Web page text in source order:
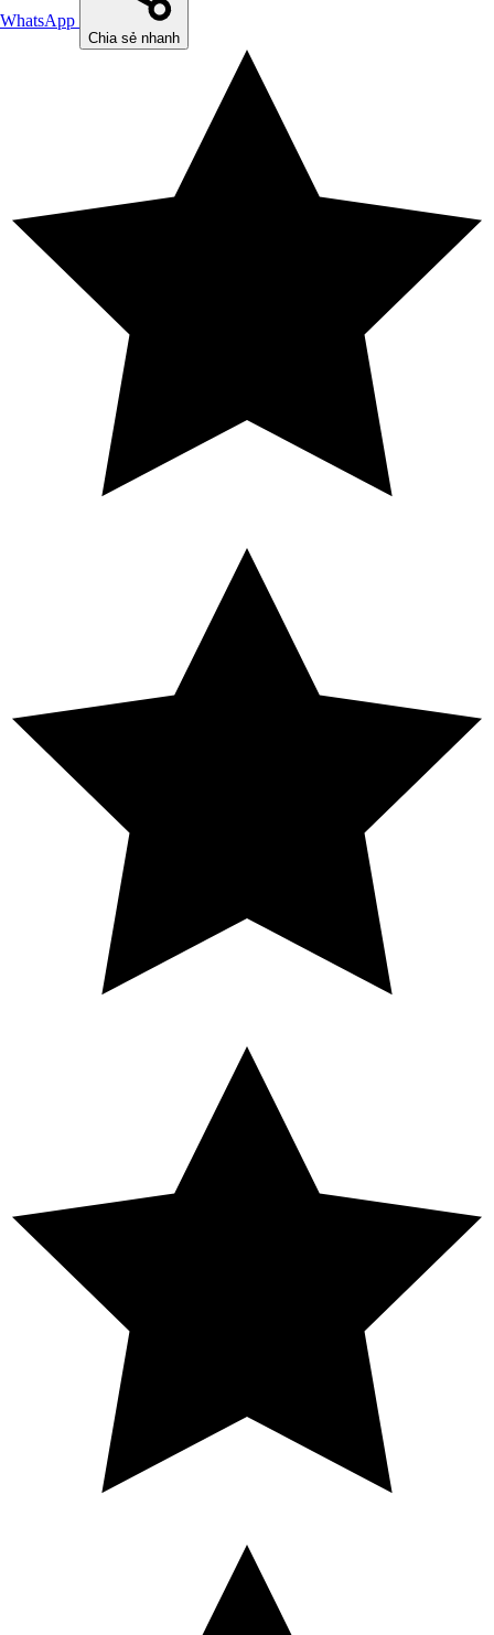
WhatsApp
Chia sẻ nhanh